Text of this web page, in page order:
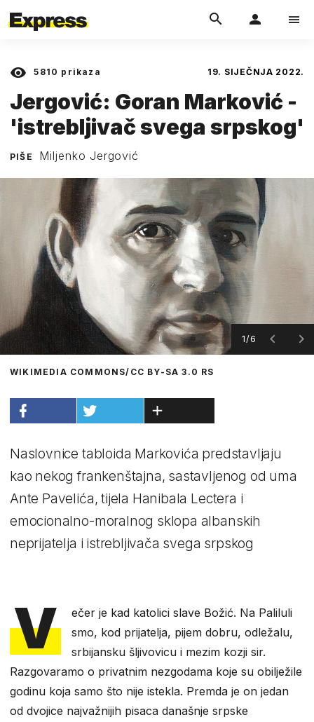
5810 prikaza 19. SIJEČNJA 2022.
Jergović: Goran Marković -
'istrebljivač svega srpskog'
PIŠE Miljenko Jergović
1/6
WIKIMEDIA COMMONS/CC BY-SA 3.0 RS
Naslovnice tabloida Markovića predstavljaju
kao nekog frankenštajna, sastavljenog od uma
Ante Pavelića, tijela Hanibala Lectera i
emocionalno-moralnog sklopa albanskih
neprijatelja i istrebljivača svega srpskog
V
ečer je kad katolici slave Božić. Na Paliluli
smo, kod prijatelja, pijem dobru, odležalu,
srbijansku šljivovicu i mezim kozji sir.
Razgovaramo o privatnim nezgodama koje su obilježile
godinu koja samo što nije istekla. Premda je on jedan
od dvojice najvažnijih pisaca današnje srpske